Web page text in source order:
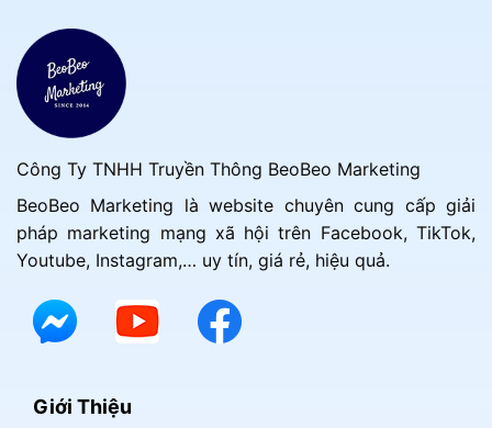
Công Ty TNHH Truyền Thông BeoBeo Marketing
BeoBeo Marketing là website chuyên cung cấp giải
pháp marketing mạng xã hội trên Facebook, TikTok,
Youtube, Instagram,… uy tín, giá rẻ, hiệu quả.
Giới Thiệu